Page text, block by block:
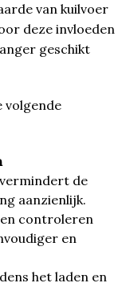
van kuilvoer
deze invloeden
geschikt
volgende
de
aanzienlijk.
controleren
en
het laden en